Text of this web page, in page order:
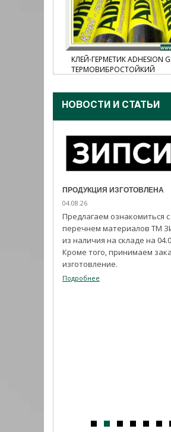
КЛЕЙ-ГЕРМЕТИК ADHESION
ТЕРМОВИБРОСТОЙКИЙ
НОВОСТИ И CТАТЬИ
ПРОДУКЦИЯ ИЗГОТОВЛЕНА
04.08.26
Предлагаем ознакомиться с
перечнем материалов ТМ
из наличия на складе на
Кроме того, принимаем
изготовление.
Подробнее